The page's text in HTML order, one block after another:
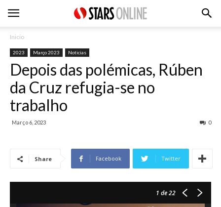
Inicio
2023 Março 2023 Noticias
Depois das polémicas, Rúben
da Cruz refugia-se no
trabalho
Março 6, 2023 0
Share Facebook Twitter
1 de 22